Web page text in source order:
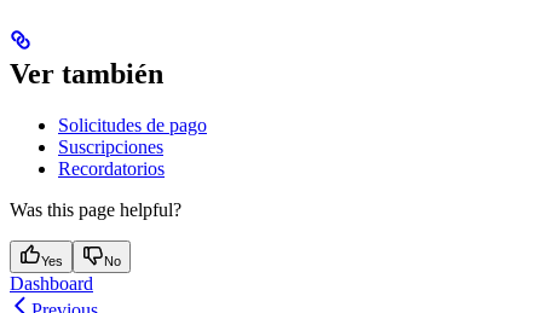
Ver también
Solicitudes de pago
Suscripciones
Recordatorios
Was this page helpful?
Yes No
Dashboard